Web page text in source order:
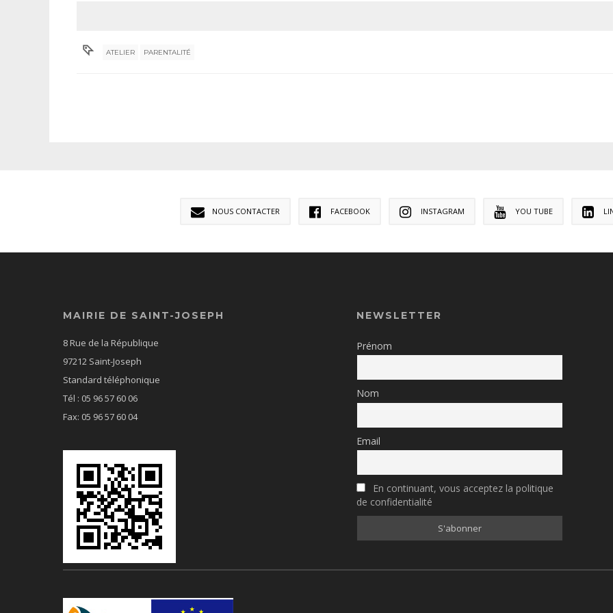
ATELIER PARENTALITÉ
NOUS CONTACTER FACEBOOK INSTAGRAM YOU TUBE
MAIRIE DE SAINT-JOSEPH
8 Rue de la République
97212 Saint-Joseph
Standard téléphonique
Tél : 05 96 57 60 06
Fax: 05 96 57 60 04
NEWSLETTER
Prénom
Nom
Email
En continuant, vous acceptez la politique
de confidentialité